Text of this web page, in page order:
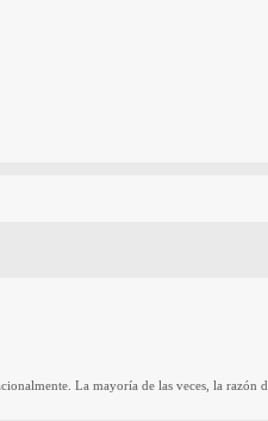
La mayoría de las veces, la